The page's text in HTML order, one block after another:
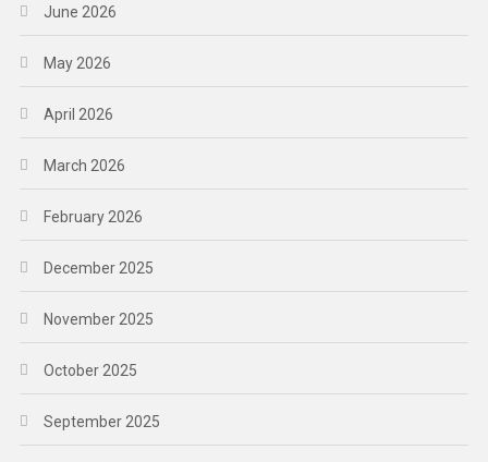
June 2026
May 2026
April 2026
March 2026
February 2026
December 2025
November 2025
October 2025
September 2025